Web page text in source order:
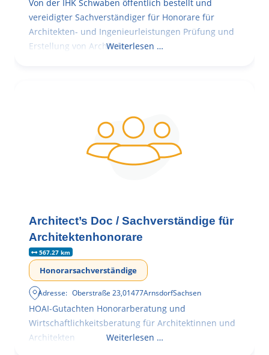
Von der IHK Schwaben öffentlich bestellt und
vereidigter Sachverständiger für Honorare für
Architekten- und Ingenieurleistungen Prüfung und
Erstellung von Architekten-
Weiterlesen …
Architect’s Doc / Sachverständige für
Architektenhonorare
567.27 km
Honorarsachverständige
Adresse: Oberstraße 23,01477ArnsdorfSachsen
HOAI-Gutachten Honorarberatung und
Wirtschaftlichkeitsberatung für Architektinnen und
Architekten
Weiterlesen …